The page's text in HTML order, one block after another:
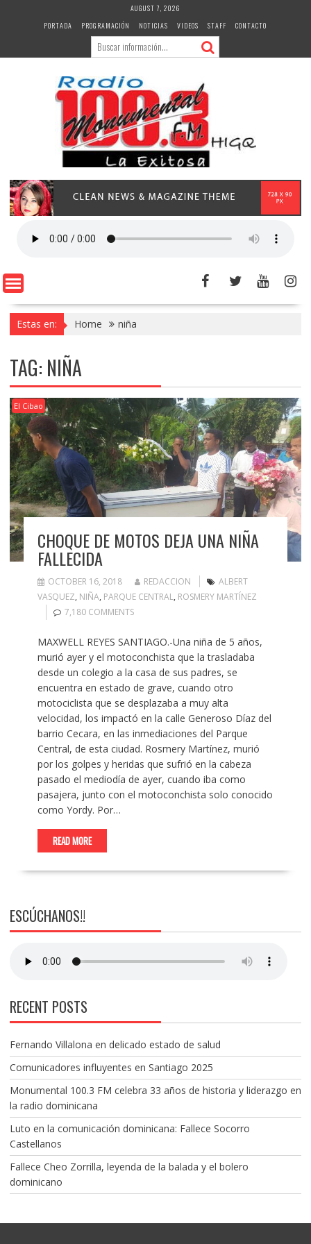
AUGUST 7, 2026
PORTADA
PROGRAMACIÓN NOTICIAS VIDEOS STAFF CONTACTO
Estas en: Home niña
TAG: NIÑA
El Cibao
CHOQUE DE MOTOS DEJA UNA NIÑA
FALLECIDA
OCTOBER 16, 2018 REDACCION
ALBERT
VASQUEZ, NIÑA, PARQUE CENTRAL, ROSMERY MARTÍNEZ
7,180 COMMENTS
MAXWELL REYES SANTIAGO.-Una niña de 5 años,
murió ayer y el motoconchista que la trasladaba
desde un colegio a la casa de sus padres, se
encuentra en estado de grave, cuando otro
motociclista que se desplazaba a muy alta
velocidad, los impactó en la calle Generoso Díaz del
barrio Cecara, en las inmediaciones del Parque
Central, de esta ciudad. Rosmery Martínez, murió
por los golpes y heridas que sufrió en la cabeza
pasado el mediodía de ayer, cuando iba como
pasajera, junto con el motoconchista solo conocido
como Yordy. Por…
READ MORE
ESCÚCHANOS!!
RECENT POSTS
Fernando Villalona en delicado estado de salud
Comunicadores influyentes en Santiago 2025
Monumental 100.3 FM celebra 33 años de historia y liderazgo en
la radio dominicana
Luto en la comunicación dominicana: Fallece Socorro
Castellanos
Fallece Cheo Zorrilla, leyenda de la balada y el bolero
dominicano